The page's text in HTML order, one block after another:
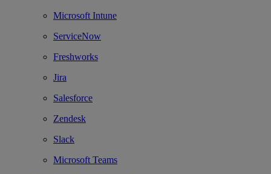
Microsoft Intune
ServiceNow
Freshworks
Jira
Salesforce
Zendesk
Slack
Microsoft Teams